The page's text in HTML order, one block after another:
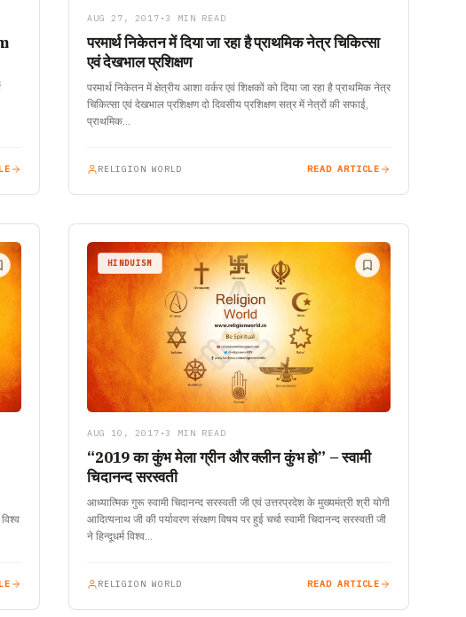
AUG 27, 2017 • 3 MIN READ
परमार्थ निकेतन में दिया जा रहा है प्राथमिक नेत्र चिकित्सा
एवं देखभाल प्रशिक्षण
परमार्थ निकेतन में क्षेत्रीय आशा वर्कर एवं शिक्षकों को दिया जा रहा है प्राथमिक नेत्र
चिकित्सा एवं देखभाल प्रशिक्षण दो दिवसीय प्रशिक्षण सत्र में नेत्रों की सफाई,
प्राथमिक…
RELIGION WORLD READ ARTICLE
HINDUISM
AUG 10, 2017 • 3 MIN READ
“2019 का कुंभ मेला ग्रीन और क्लीन कुंभ हो” – स्वामी
चिदानन्द सरस्वती
आध्यात्मिक गुरू स्वामी चिदानन्द सरस्वती जी एवं उत्तरप्रदेश के मुख्यमंत्री श्री योगी
आदित्यनाथ जी की पर्यावरण संरक्षण विषय पर हुई चर्चा स्वामी चिदानन्द सरस्वती जी
ने हिन्दूधर्म विश्व…
RELIGION WORLD READ ARTICLE